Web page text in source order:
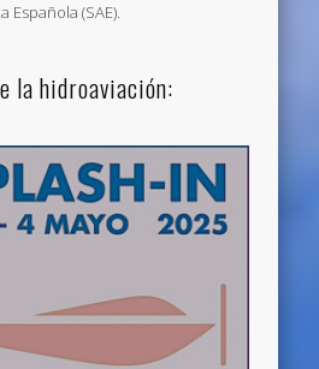
(SAE).
la hidroaviación: